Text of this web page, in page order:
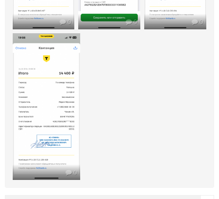
0 0 0
0